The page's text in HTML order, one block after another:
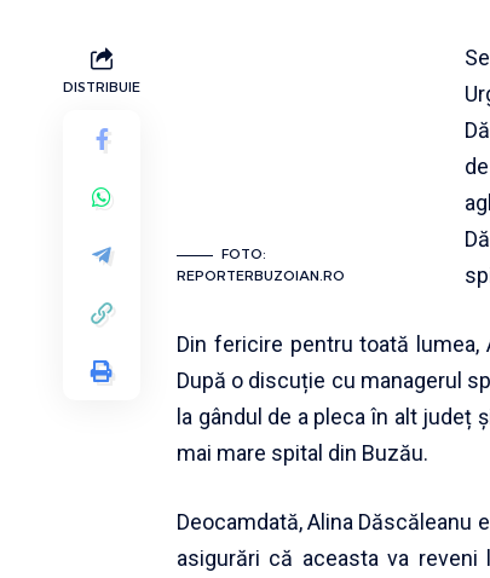
DISTRIBUIE
FOTO:
REPORTERBUZOIAN.RO
Din fericire pentru toată
După o discuție cu managerul
la gândul de a pleca în alt județ
mai mare spital din Buzău.
Deocamdată, Alina Dăscăleanu
asigurări că aceasta va